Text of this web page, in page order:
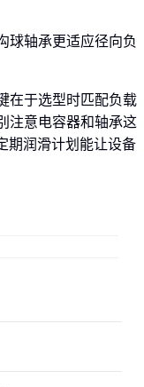
球轴承更适应径向负
在于选型时匹配负载
注意电容器和轴承这
期润滑计划能让设备